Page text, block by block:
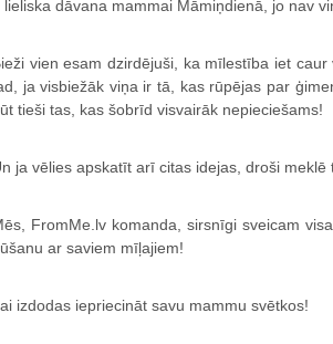
lieliska dāvana mammai Māmiņdienā, jo nav
vien esam dzirdējuši, ka mīlestība iet
ja visbiežāk viņa ir tā, kas rūpējas par
tieši tas, kas šobrīd visvairāk nepieciešams!
ja vēlies apskatīt arī citas idejas, droši meklē
FromMe.lv komanda, sirsnīgi sveicam
ar saviem mīļajiem!
izdodas iepriecināt savu mammu svētkos!